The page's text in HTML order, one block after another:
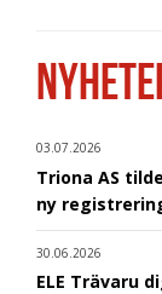
03.07.2026
Triona AS
ny
30.06.2026
ELE Trävaru